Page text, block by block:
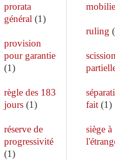
prorata
général (1)
provision
pour garantie
(1)
règle des 183
jours(1)
réserve de
progressivité
(1)
ruling (
fait(1)
siège à